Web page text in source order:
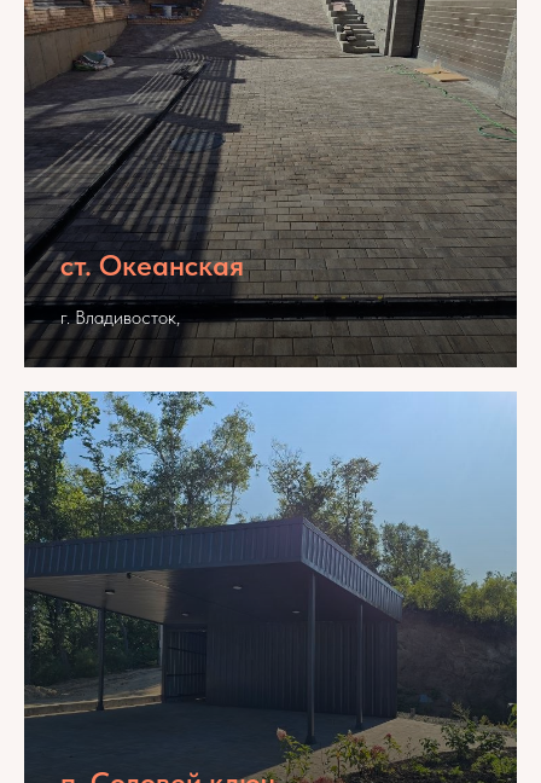
ст. Океанская
г. Владивосток,